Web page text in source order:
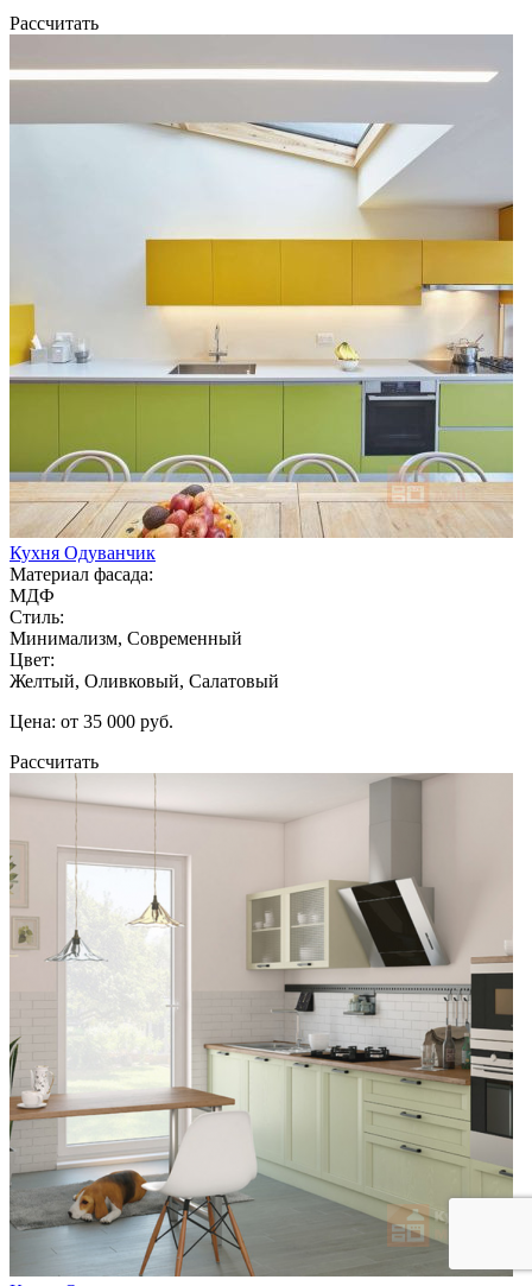
Рассчитать
Кухня Одуванчик
Материал фасада:
МДФ
Стиль:
Минимализм, Современный
Цвет:
Желтый, Оливковый, Салатовый
Цена: от 35 000 руб.
Рассчитать